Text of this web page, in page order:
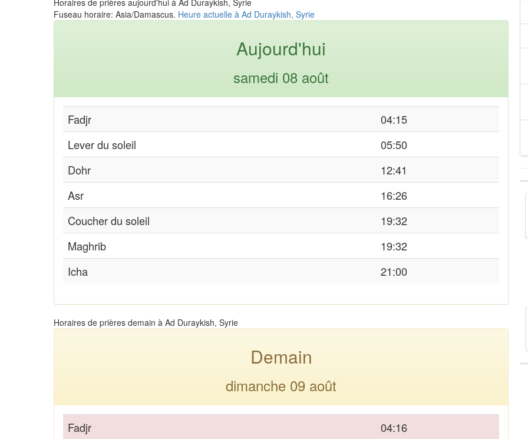
Fuseau horaire: Asia/Damascus. Heure actuelle à Ad Duraykish, Syrie
Aujourd'hui
samedi 08 août
Fadjr
04:15
Lever du soleil
05:50
Dohr
12:41
Asr
16:26
Coucher du soleil
19:32
Maghrib
19:32
Icha
21:00
Horaires de prières demain à Ad Duraykish, Syrie
Demain
dimanche 09 août
Fadjr
04:16